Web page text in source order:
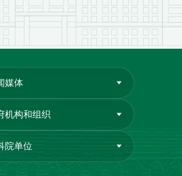
媒体
机构和组织
院单位